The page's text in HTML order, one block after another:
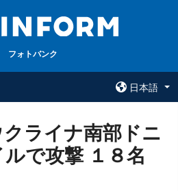
フォトバンク
日本語
ウクルインフォ
ルム
ライナ南部ドニ
で攻撃 １８名